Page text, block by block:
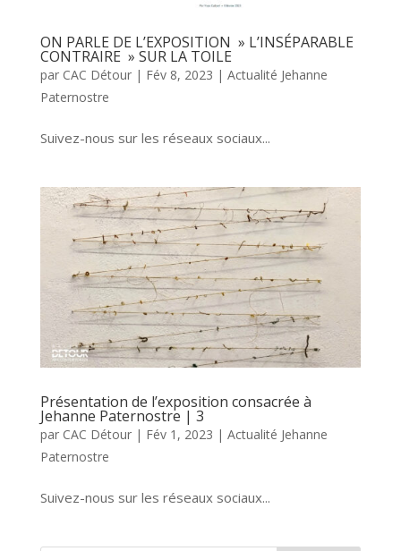
ON PARLE DE L’EXPOSITION » L’INSÉPARABLE
CONTRAIRE » SUR LA TOILE
par CAC Détour| Fév 8, 2023 | Actualité Jehanne
Paternostre
Suivez-nous sur les réseaux sociaux...
Présentation de l’exposition consacrée à
Jehanne Paternostre | 3
par CAC Détour| Fév 1, 2023 | Actualité Jehanne
Paternostre
Suivez-nous sur les réseaux sociaux...